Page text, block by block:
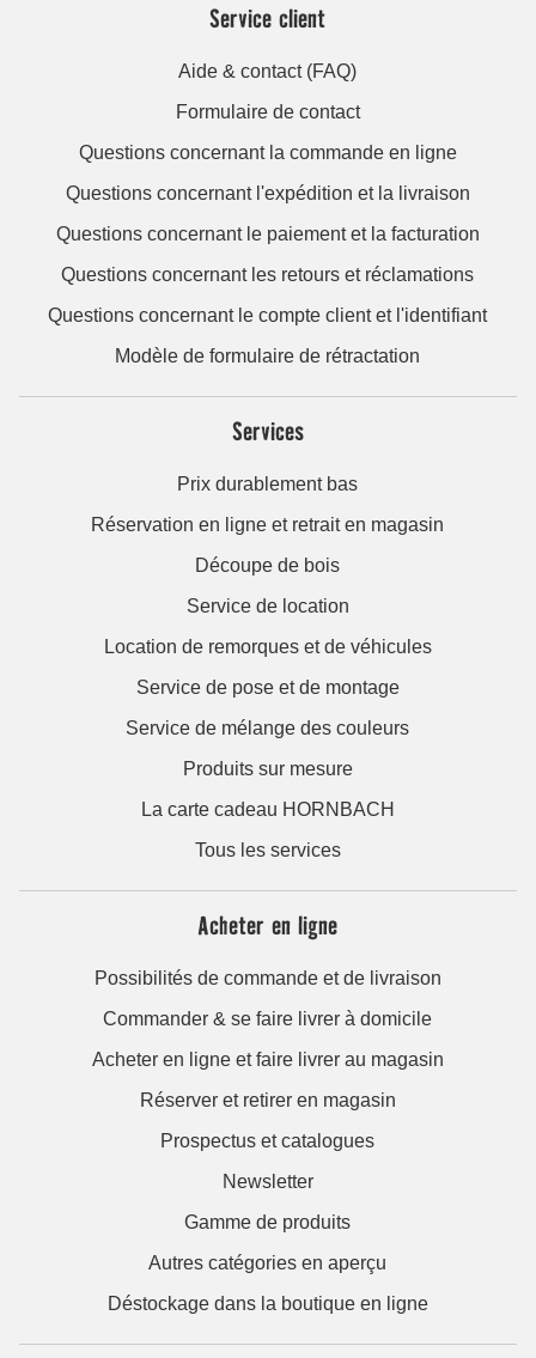
Service client
Aide & contact (FAQ)
Formulaire de contact
Questions concernant la commande en ligne
Questions concernant l'expédition et la livraison
Questions concernant le paiement et la facturation
Questions concernant les retours et réclamations
Questions concernant le compte client et l'identifiant
Modèle de formulaire de rétractation
Services
Prix durablement bas
Réservation en ligne et retrait en magasin
Découpe de bois
Service de location
Location de remorques et de véhicules
Service de pose et de montage
Service de mélange des couleurs
Produits sur mesure
La carte cadeau HORNBACH
Tous les services
Acheter en ligne
Possibilités de commande et de livraison
Commander & se faire livrer à domicile
Acheter en ligne et faire livrer au magasin
Réserver et retirer en magasin
Prospectus et catalogues
Newsletter
Gamme de produits
Autres catégories en aperçu
Déstockage dans la boutique en ligne